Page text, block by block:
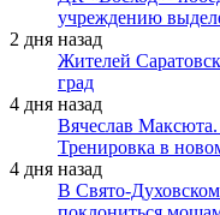
учреждению
2 дня назад
Жителей
град
4 дня назад
Вячеслав
Тренировка в
4 дня назад
В Свято-